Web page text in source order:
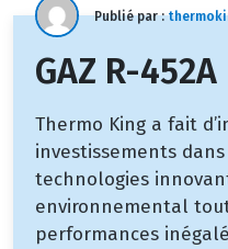
Publié par :
GAZ R-452A
Thermo King a fait
investissements
technologies
environnemental
performances